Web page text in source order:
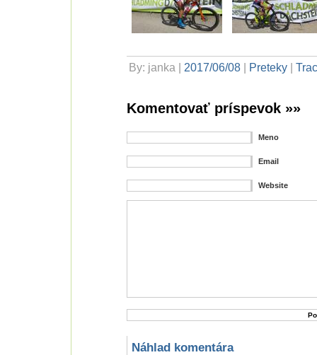
By: janka | 2017/06/08| Preteky|
Komentovať príspevok »»
Meno
Email
Website
Náhlad komentára